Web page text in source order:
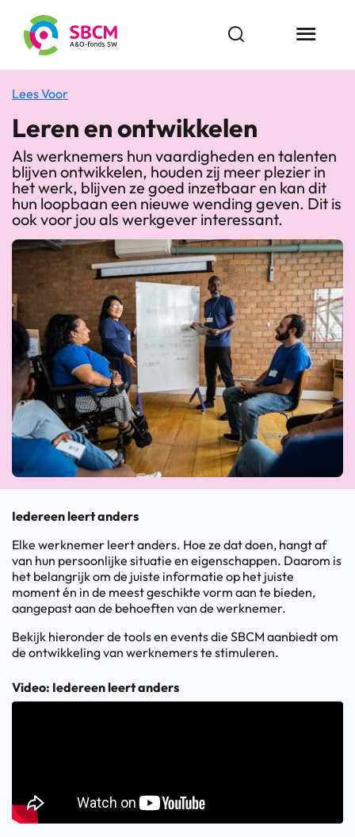
inhoud
Open zoekbalk
Menu
Lees Voor
Leren en ontwikkelen
Als werknemers hun vaardigheden en talenten
blijven ontwikkelen, houden zij meer plezier in
het werk, blijven ze goed inzetbaar en kan dit
hun loopbaan een nieuwe wending geven. Dit is
ook voor jou als werkgever interessant.
Iedereen leert anders
Elke werknemer leert anders. Hoe ze dat doen, hangt af
van hun persoonlijke situatie en eigenschappen. Daarom is
het belangrijk om de juiste informatie op het juiste
moment én in de meest geschikte vorm aan te bieden,
aangepast aan de behoeften van de werknemer.
Bekijk hieronder de tools en events die SBCM aanbiedt om
de ontwikkeling van werknemers te stimuleren.
Video: Iedereen leert anders
Bekijk video groter